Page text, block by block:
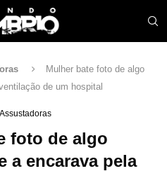
Mulher bate foto de algo
de um hospital
foto de algo
a encarava pela